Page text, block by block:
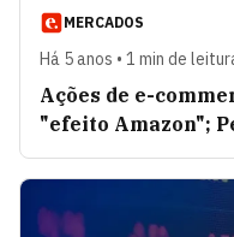
MERCADOS
Há 5 anos • 1 min de
Ações de e-
"efeito Amazon";